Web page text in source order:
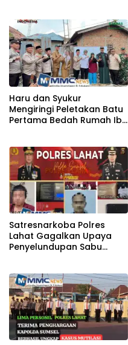
Haru dan Syukur
Mengiringi Peletakan Batu
Pertama Bedah Rumah Ibu
Satresnarkoba Polres
Lahat Gagalkan Upaya
Penyelundupan Sabu